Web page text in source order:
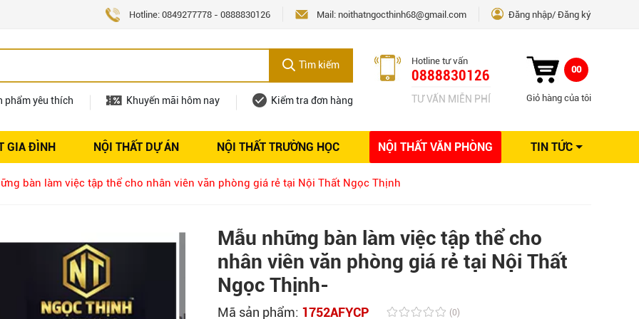
Hotline: 0849277778 - 0888830126 Mail: noithatngocthinh68@gmail.com Đăng nhập Đăng ký
Tìm kiếm
phẩm yêu thích Khuyến mãi hôm nay Kiểm tra đơn hàng
Hotline tư vấn
0888830126
TƯ VẤN MIỄN PHÍ
00
Giỏ hàng của tôi
GIA ĐÌNH NỘI THẤT DỰ ÁN NỘI THẤT TRƯỜNG HỌC NỘI THẤT VĂN PHÒNG TIN TỨC
thất Tuyển dụng
Giải pháp thiết kế
bàn làm việc tập thể cho nhân viên văn phòng giá rẻ tại Nội Thất Ngọc Thịnh
Mẫu những bàn làm việc tập thể cho
nhân viên văn phòng giá rẻ tại Nội Thất
Ngọc Thịnh-
Mã sản phẩm: 1752AFYCP (0)